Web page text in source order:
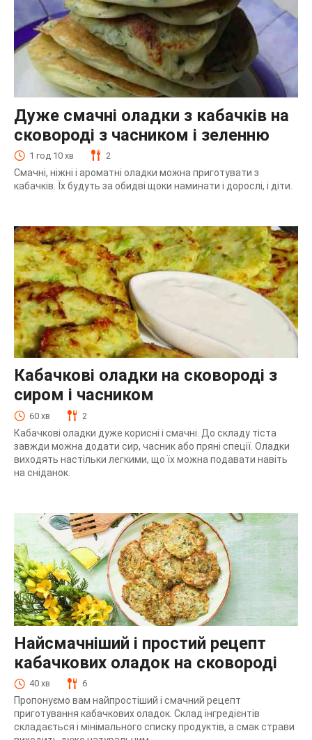
Дуже смачні оладки з кабачків на
сковороді з часником і зеленню
1 год 10 хв 2
Смачні, ніжні і ароматні оладки можна приготувати з
кабачків. Їх будуть за обидві щоки наминати і дорослі, і діти.
Кабачкові оладки на сковороді з
сиром і часником
60 хв 2
Кабачкові оладки дуже корисні і смачні. До складу тіста
завжди можна додати сир, часник або пряні спеції. Оладки
виходять настільки легкими, що їх можна подавати навіть
на сніданок.
Найсмачніший і простий рецепт
кабачкових оладок на сковороді
40 хв 6
Пропонуємо вам найпростіший і смачний рецепт
приготування кабачкових оладок. Склад інгредієнтів
складається і мінімального списку продуктів, а смак страви